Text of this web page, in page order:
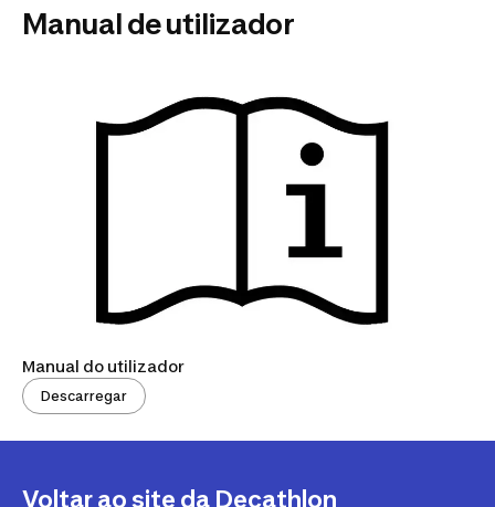
Manual de utilizador
Manual do utilizador
Descarregar
Voltar ao site da Decathlon